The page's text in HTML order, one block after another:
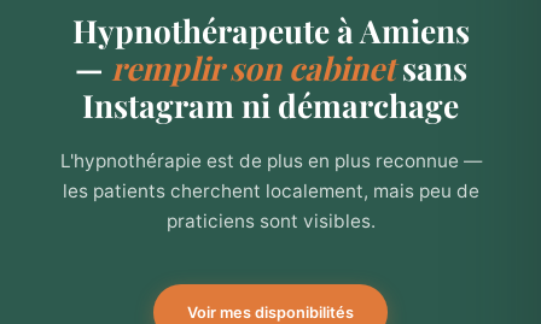
Hypnothérapeute à Amiens
— remplir son cabinetsans
Instagram ni démarchage
L'hypnothérapie est de plus en plus reconnue —
les patients cherchent localement, mais peu de
praticiens sont visibles.
Voir mes disponibilités